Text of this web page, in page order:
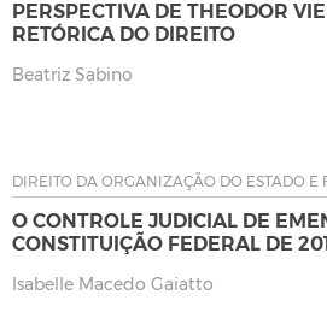
PERSPECTIVA DE THEODOR
RETÓRICA DO DIREITO
Beatriz Sabino
DIREITO DA ORGANIZAÇÃO DO ESTADO E
O CONTROLE JUDICIAL DE
CONSTITUIÇÃO FEDERAL DE
Isabelle Macedo Gaiatto